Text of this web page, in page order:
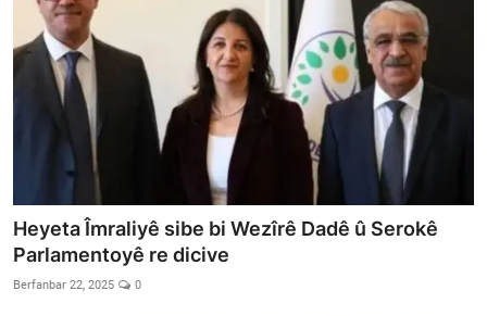
Heyeta Îmraliyê sibe bi Wezîrê Dadê û Serokê
Parlamentoyê re dicive
Berfanbar 22, 2025 0